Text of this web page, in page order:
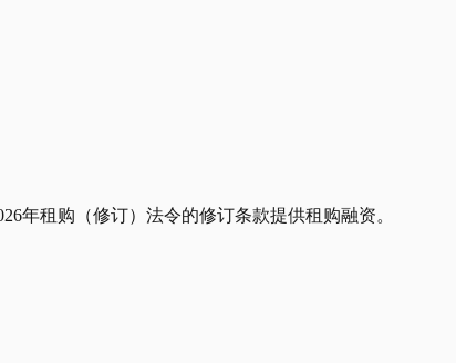
年租购（修订）法令的修订条款提供租购融资。